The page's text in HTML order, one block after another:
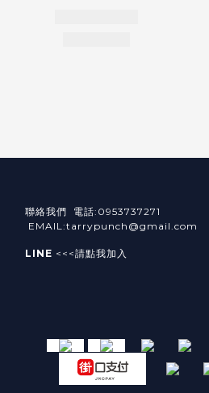
聯絡我們 電話:0953737271
EMAIL:tarrypunch@gmail.com
LINE <<<請點我加入